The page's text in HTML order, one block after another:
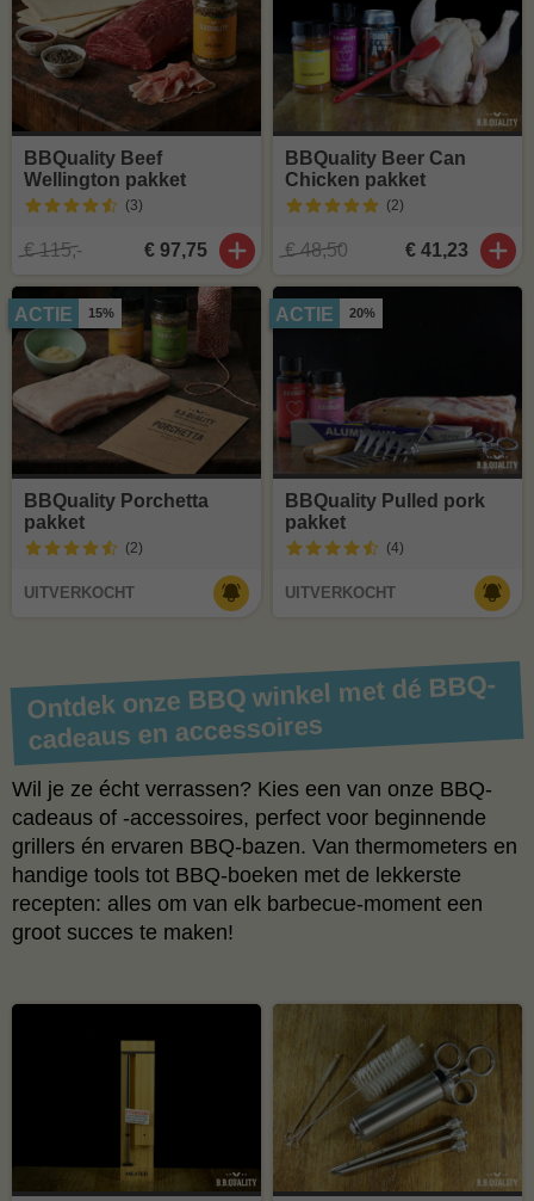
BBQuality Beef
Wellington pakket
(3)
€ 115,- € 97,75
BBQuality Beer Can
Chicken pakket
(2)
€ 48,50 € 41,23
ACTIE 15%
BBQuality Porchetta
pakket
(2)
UITVERKOCHT
ACTIE 20%
BBQuality Pulled pork
pakket
(4)
UITVERKOCHT
Ontdek onze BBQ winkel met dé BBQ-
cadeaus en accessoires
Wil je ze écht verrassen? Kies een van onze BBQ-
cadeaus of -accessoires, perfect voor beginnende
grillers én ervaren BBQ-bazen. Van thermometers en
handige tools tot BBQ-boeken met de lekkerste
recepten: alles om van elk barbecue-moment een
groot succes te maken!